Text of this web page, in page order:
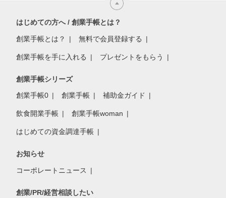
はじめての方へ / 創業手帳とは？
創業手帳とは？ 無料で会員登録する
創業手帳を手に入れる プレゼントをもらう
創業手帳シリーズ
創業手帳0 創業手帳 補助金ガイド
飲食開業手帳 創業手帳woman
はじめての資金調達手帳
お知らせ
コーポレートニュース
創業/PR/経営相談したい